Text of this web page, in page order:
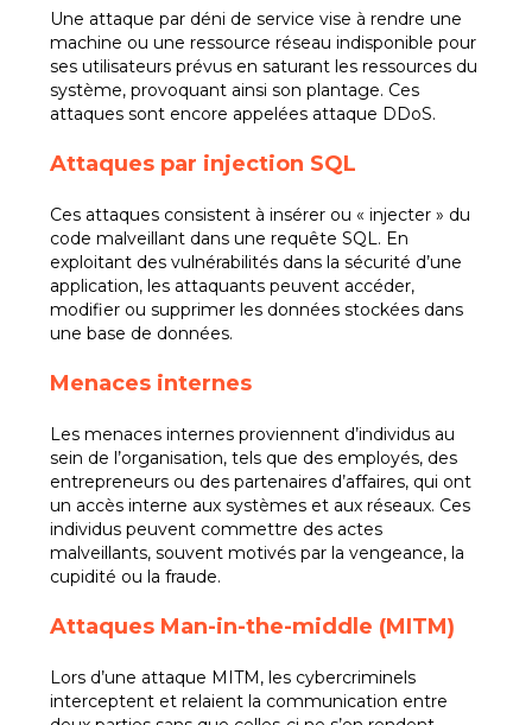
Une attaque par déni de service vise à rendre une
machine ou une ressource réseau indisponible pour
ses utilisateurs prévus en saturant les ressources du
système, provoquant ainsi son plantage. Ces
attaques sont encore appelées attaque DDoS.
Attaques par injection SQL
Ces attaques consistent à insérer ou « injecter » du
code malveillant dans une requête SQL. En
exploitant des vulnérabilités dans la sécurité d’une
application, les attaquants peuvent accéder,
modifier ou supprimer les données stockées dans
une base de données.
Menaces internes
Les menaces internes proviennent d’individus au
sein de l’organisation, tels que des employés, des
entrepreneurs ou des partenaires d’affaires, qui ont
un accès interne aux systèmes et aux réseaux. Ces
individus peuvent commettre des actes
malveillants, souvent motivés par la vengeance, la
cupidité ou la fraude.
Attaques Man-in-the-middle (MITM)
Lors d’une attaque MITM, les cybercriminels
interceptent et relaient la communication entre